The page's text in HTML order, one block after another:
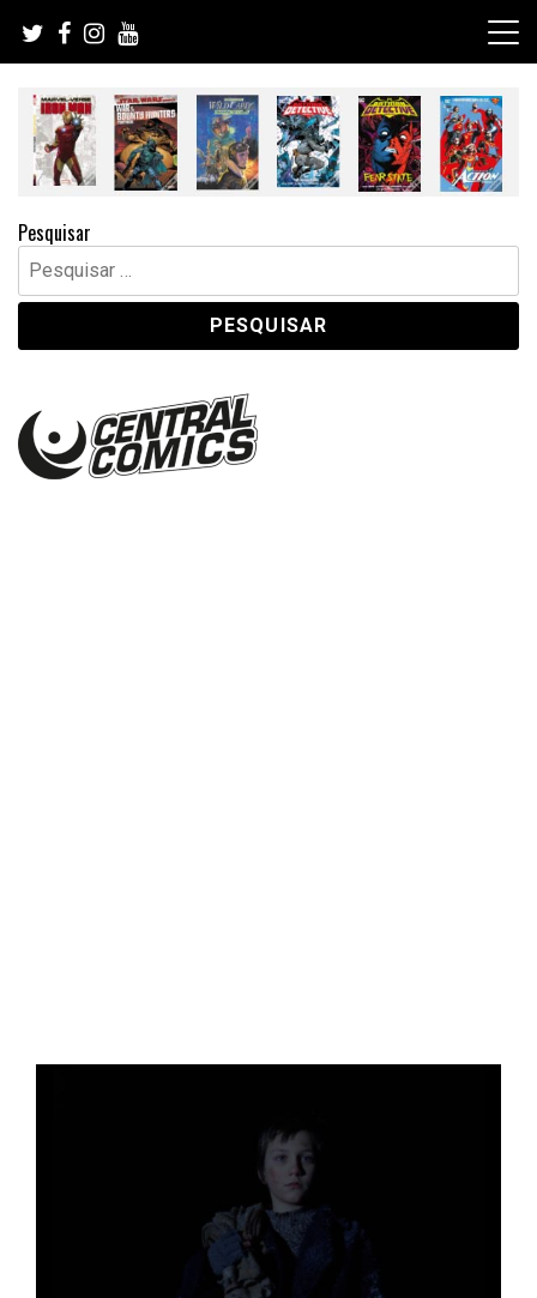
content
Pesquisar
Pesquisar
por:
Central Comics